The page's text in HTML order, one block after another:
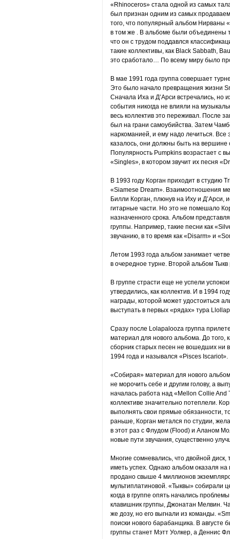
«Rhinoceros» стала одной из самых
был признан одним из самых
того, что популярный альбом Нирваны
в том же . В альбоме были объединены
что он с трудом поддавлся
такие коллективы, как Black Sabbath,
это сработало… По всему миру было
В мае 1991 года группа совершает
Это было начало превращения жизни
Сначала Иха и Д’Арси встречались, но
события никогда не влияли на
весь коллектив это переживал. После
был на грани самоубийства. Затем
наркоманией, и ему надо лечиться. Все
казалось, они должны быть на вершине
Популярность Pumpkins возрастает с
«Singles», в котором звучит их песня
В 1993 году Корган приходит в студию
«Siamese Dream». Взаимоотношения
Билли Корган, плюнув на Иху и Д’Арси,
гитарные части. Но это не помешало
назначенного срока. Альбом
группы. Например, такие песни как
звучанию, в то время как «Disarm» и
Летом 1993 года альбом занимает
в очередное турне. Второй альбом
В группе страсти еще не успели
утвердились, как коллектив. И в 1994
награды, которой может удостоиться
выступать в первых «рядах» тура
Сразу после Lolapalooza группа
материал для нового альбома. До
сборник старых песен не вошедших ни
1994 года и назывался «Pisces Iscariot».
«Собирая» материал для нового
не морочить себе и другим голову, а
началась работа над «Mellon Collie
коллективе значительно потеплели.
выполнять свои прямые обязанности,
раньше, Корган метался по студии,
в этот раз с Флудом (Flood) и Аланом
новые пути звучания, существенно
Многие сомневались, что двойной
иметь успех. Однако альбом оказаля
продано свыше 4 миллионов
мультиплатиновой. «Тыквы» собирали
когда в группе опять начались
клавишник группы, Джонатан Мелвин.
же дозу, но его выгнали из команды.
поиски нового барабанщика. В августе
группы станет Мэтт Уолкер, а Деннис